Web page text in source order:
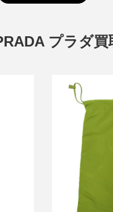
プラダ買
グ
プラダ ウ